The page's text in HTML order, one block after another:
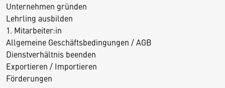
Unternehmen gründen
Lehrling ausbilden
1. Mitarbeiter:in
Allgemeine Geschäftsbedingungen / AGB
Dienstverhältnis beenden
Exportieren / Importieren
Förderungen